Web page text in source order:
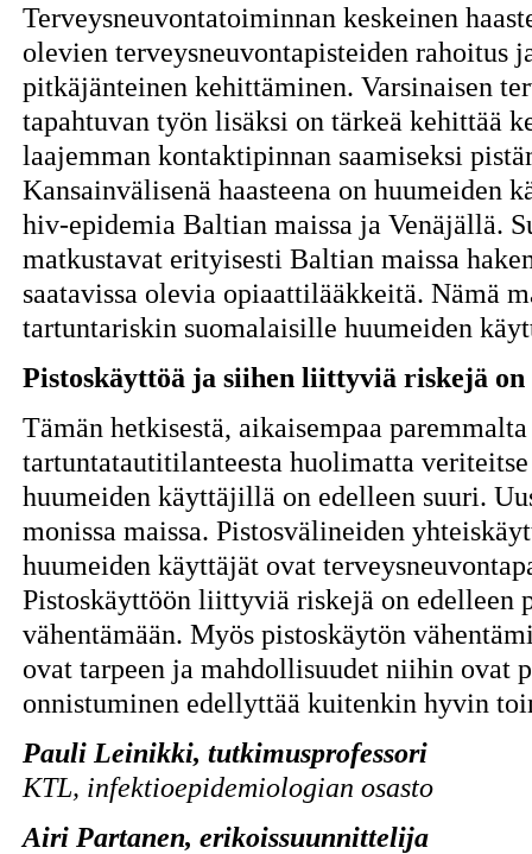
Terveysneuvontatoiminnan keskeinen
olevien terveysneuvontapisteiden rahoitus
pitkäjänteinen kehittäminen. Varsinaisen
tapahtuvan työn lisäksi on tärkeä kehittää
laajemman kontaktipinnan saamiseksi
Kansainvälisenä haasteena on huumeiden
hiv-epidemia Baltian maissa ja Venäjällä.
matkustavat erityisesti Baltian maissa
saatavissa olevia opiaattilääkkeitä. Nämä
tartuntariskin suomalaisille huumeiden
Pistoskäyttöä ja siihen liittyviä riskejä
Tämän hetkisestä, aikaisempaa
tartuntatautitilanteesta huolimatta
huumeiden käyttäjillä on edelleen suuri.
monissa maissa. Pistosvälineiden
huumeiden käyttäjät ovat
Pistoskäyttöön liittyviä riskejä on edelleen
vähentämään. Myös pistoskäytön
ovat tarpeen ja mahdollisuudet niihin ovat
onnistuminen edellyttää kuitenkin hyvin
Pauli Leinikki, tutkimusprofessori
KTL, infektioepidemiologian osasto
Airi Partanen, erikoissuunnittelija